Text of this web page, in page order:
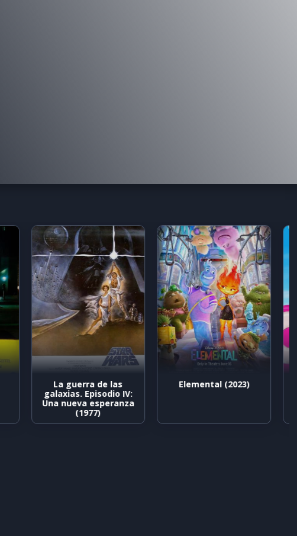
La guerra de las
galaxias. Episodio IV:
Una nueva esperanza
(1977)
Elemental (2023)